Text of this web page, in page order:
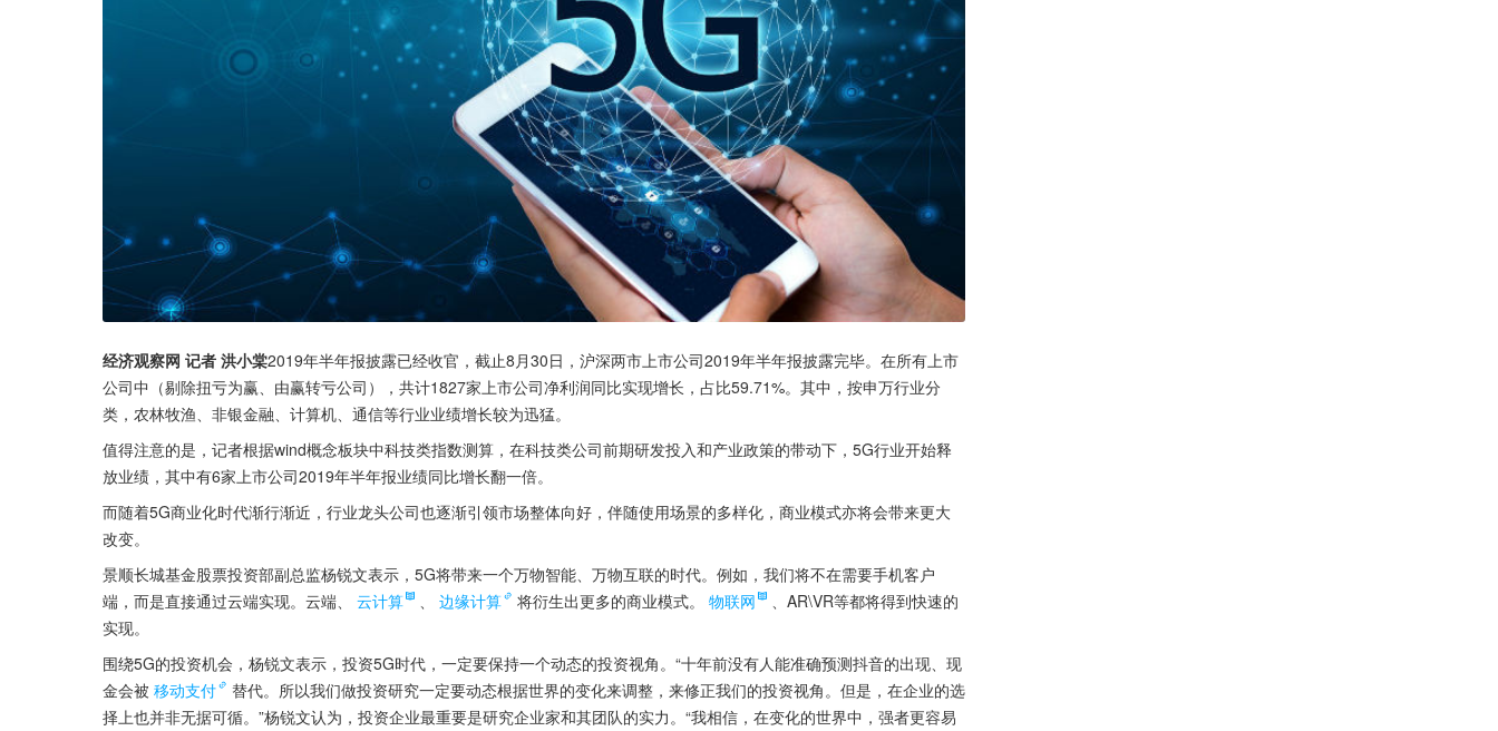
经济观察网 记者 洪小棠2019年半年报披露已经收官，截止8月30日，沪深两市上市公司2019年半年报披露完毕。在所有上市
公司中（剔除扭亏为赢、由赢转亏公司），共计1827家上市公司净利润同比实现增长，占比59.71%。其中，按申万行业分
类，农林牧渔、非银金融、计算机、通信等行业业绩增长较为迅猛。
值得注意的是，记者根据wind概念板块中科技类指数测算，在科技类公司前期研发投入和产业政策的带动下，5G行业开始释
放业绩，其中有6家上市公司2019年半年报业绩同比增长翻一倍。
而随着5G商业化时代渐行渐近，行业龙头公司也逐渐引领市场整体向好，伴随使用场景的多样化，商业模式亦将会带来更大
改变。
景顺长城基金股票投资部副总监杨锐文表示，5G将带来一个万物智能、万物互联的时代。例如，我们将不在需要手机客户
端，而是直接通过云端实现。云端、
云计算 、 边缘计算 将衍生出更多的商业模式。 物联网
、AR\VR等都将得到快速的
实现。
围绕5G的投资机会，杨锐文表示，投资5G时代，一定要保持一个动态的投资视角。“十年前没有人能准确预测抖音的出现、现
金会被 移动支付
替代。所以我们做投资研究一定要动态根据世界的变化来调整，来修正我们的投资视角。但是，在企业的选
择上也并非无据可循。”杨锐文认为，投资企业最重要是研究企业家和其团队的实力。“我相信，在变化的世界中，强者更容易